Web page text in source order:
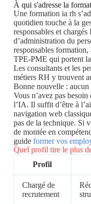
À qui s'adresse la
Une formation ia rh
quotidien touche à la
responsables et
d’administration du
responsables
TPE-PME qui portent
Les consultants et les
métiers RH y trouvent
Bonne nouvelle : aucun
Vous n’avez pas
l’IA. Il suffit d’être à
navigation web
pas de la technique. Si
de montée en
guide former vos
Quel profil tire le plus
Profil
Chargé de
recrutement